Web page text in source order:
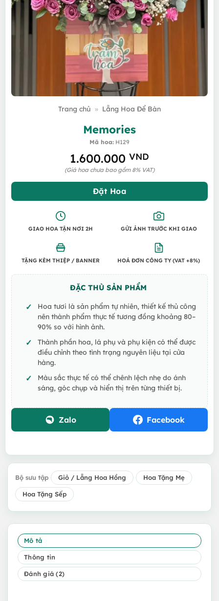
Trang chủ » Lẵng Hoa Để Bàn
Memories
Mã hoa: H129
1.600.000 VND
(Giá hoa chưa bao gồm 8% VAT)
Đặt Hoa
GIAO HOA TẬN NƠI 2H GỬI ẢNH TRƯỚC KHI GIAO
TẶNG KÈM THIỆP / BANNER HOÁ ĐƠN CÔNG TY (VAT +8%)
ĐẶC THÙ SẢN PHẨM
Hoa tươi là sản phẩm tự nhiên, thiết kế thủ công
nên thành phẩm thực tế tương đồng khoảng 80–
90% so với hình ảnh.
Thành phần hoa, lá phụ và phụ kiện có thể được
điều chỉnh theo tình trạng nguyên liệu tại cửa
hàng.
Màu sắc thực tế có thể chênh lệch nhẹ do ánh
sáng, góc chụp và hiển thị trên từng thiết bị.
Zalo Facebook
Bộ sưu tập Giỏ / Lẵng Hoa Hồng Hoa Tặng Mẹ
Hoa Tặng Sếp
Mô tả
Thông tin
Đánh giá (2)